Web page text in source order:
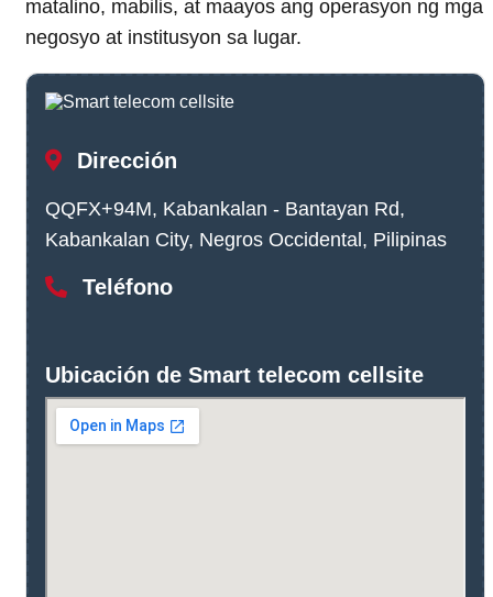
matalino, mabilis, at maayos ang operasyon ng mga
negosyo at institusyon sa lugar.
Dirección
QQFX+94M, Kabankalan - Bantayan Rd,
Kabankalan City, Negros Occidental, Pilipinas
Teléfono
Ubicación de Smart telecom cellsite